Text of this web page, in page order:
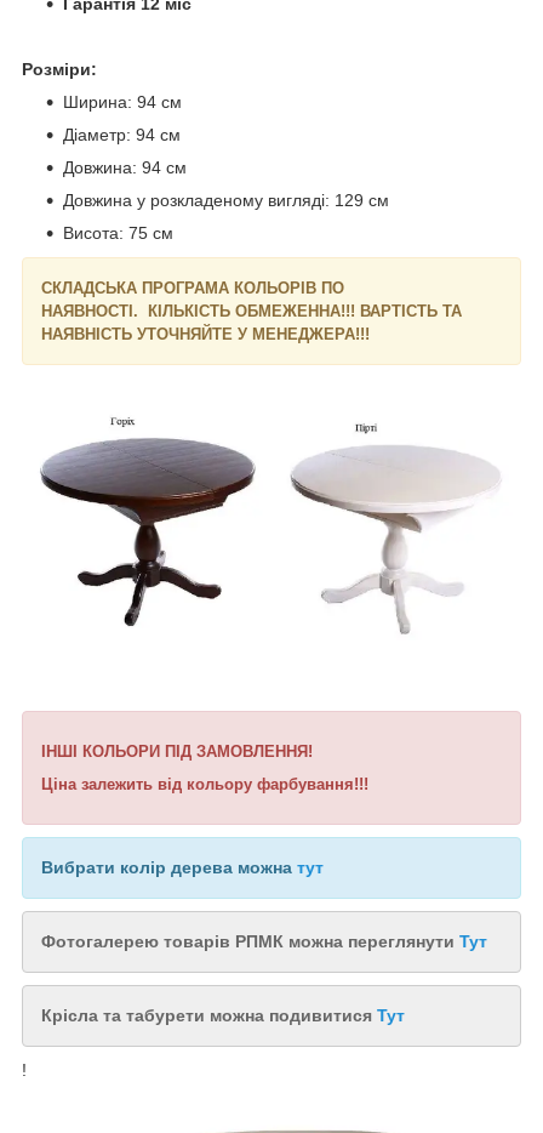
Гарантія 12 міс
Розміри:
Ширина: 94 см
Діаметр: 94 см
Довжина: 94 см
Довжина у розкладеному вигляді: 129 см
Висота: 75 см
СКЛАДСЬКА ПРОГРАМА КОЛЬОРІВ ПО
НАЯВНОСТІ. КІЛЬКІСТЬ ОБМЕЖЕННА!!! ВАРТІСТЬ ТА
НАЯВНІСТЬ УТОЧНЯЙТЕ У МЕНЕДЖЕРА!!!
ІНШІ КОЛЬОРИ ПІД ЗАМОВЛЕННЯ!
Ціна залежить від кольору фарбування!!!
Вибрати колір дерева можна тут
Фотогалерею товарів РПМК можна переглянути Тут
Крісла та табурети можна подивитися Тут
!